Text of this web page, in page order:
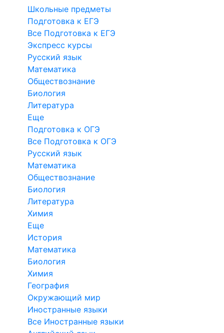
Школьные предметы
Подготовка к ЕГЭ
Все Подготовка к ЕГЭ
Экспресс курсы
Русский язык
Математика
Обществознание
Биология
Литература
Еще
Подготовка к ОГЭ
Все Подготовка к ОГЭ
Русский язык
Математика
Обществознание
Биология
Литература
Химия
Еще
История
Математика
Биология
Химия
География
Окружающий мир
Иностранные языки
Все Иностранные языки